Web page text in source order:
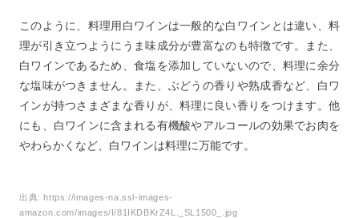
このように、料理用白ワインは一般的な白ワインとは違い、料
理が引き立つようにうま味成分が豊富なのも特徴です。また、
白ワインであるため、食塩を添加していないので、料理に余分
な塩味がつきません。また、ぶどうの香りや熟成香など、白ワ
インが持つさまざまな香りが、料理に良い香りをつけます。他
にも、白ワインに含まれる有機酸やアルコールの効果でお肉を
やわらかくなど、白ワインは料理に万能です。
出典:https://images-na.ssl-images-
amazon.com/images/I/81IKDBKrZ4L._SL1500_.jpg